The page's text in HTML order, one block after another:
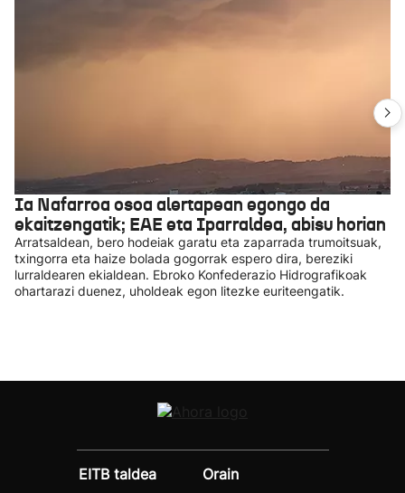
Ia Nafarroa osoa alertapean egongo da
ekaitzengatik; EAE eta Iparraldea, abisu horian
Arratsaldean, bero hodeiak garatu eta zaparrada trumoitsuak,
txingorra eta haize bolada gogorrak espero dira, bereziki
lurraldearen ekialdean. Ebroko Konfederazio Hidrografikoak
ohartarazi duenez, uholdeak egon litezke euriteengatik.
EITB taldea
Orain